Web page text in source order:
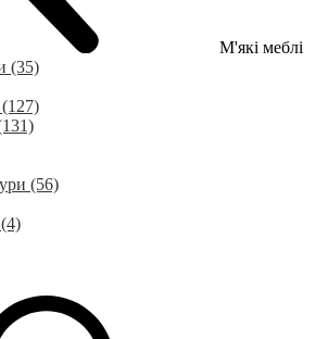
М'які меблі
(35)
(56)